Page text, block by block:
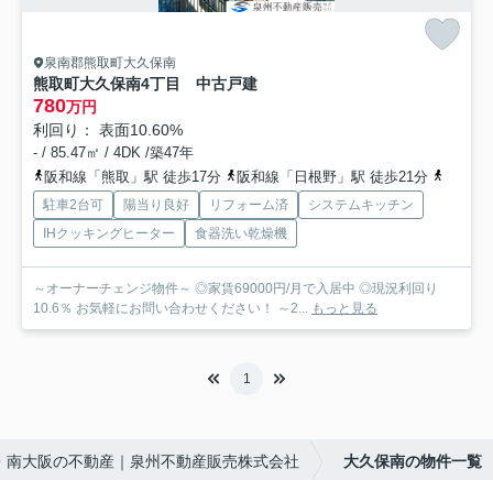
泉南郡熊取町大久保南
熊取町大久保南4丁目 中古戸建
780万円
利回り： 表面10.60%
- / 85.47㎡ / 4DK /築47年
阪和線「熊取」駅 徒歩17分
阪和線「日根野」駅 徒歩21分
駐車2台可 陽当り良好 リフォーム済
システムキッチン
IHクッキングヒーター
食器洗い乾燥機
～オーナーチェンジ物件～ ◎家賃69000円/月で入居中 ◎現況利回り
10.6％ お気軽にお問い合わせください！ ～2... もっと見る
1
南大阪の不動産｜泉州不動産販売株式会社 大久保南の物件一覧